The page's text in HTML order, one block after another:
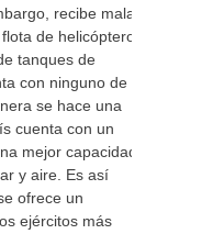
recibe malas
de helicópteros
tanques de
con ninguno de
se hace una
cuenta con un
mejor capacidad
y aire. Es así
ofrece un
ejércitos más